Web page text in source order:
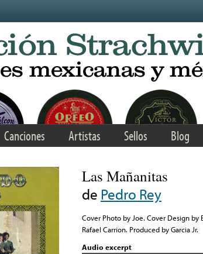
Canciones Artistas Sellos Blog
Las Mañanitas
de Pedro Rey
Cover Photo by Joe. Cover Design by
Rafael Carrion. Produced by Garcia Jr.
Audio excerpt